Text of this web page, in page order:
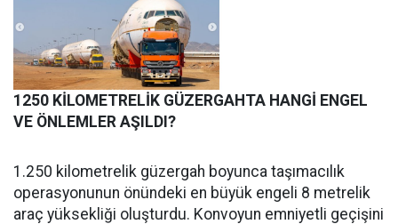
1250 KİLOMETRELİK GÜZERGAHTA HANGİ ENGEL
VE ÖNLEMLER AŞILDI?
1.250 kilometrelik güzergah boyunca taşımacılık
operasyonunun önündeki en büyük engeli 8 metrelik
araç yüksekliği oluşturdu. Konvoyun emniyetli geçişini